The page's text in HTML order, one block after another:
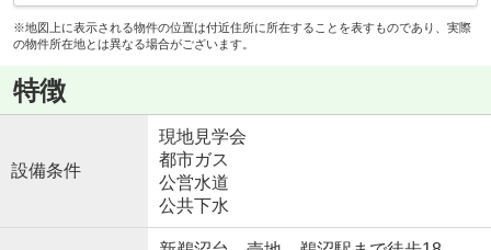
※地図上に表示される物件の位置は付近住所に所在することを表すものであり、実際
の物件所在地とは異なる場合がございます。
特徴
設備条件
現地見学会
都市ガス
公営水道
公共下水